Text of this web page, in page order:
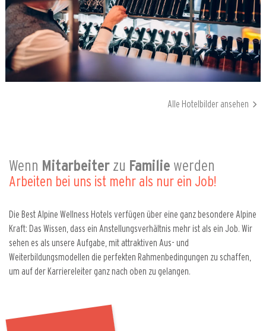
Alle Hotelbilder ansehen
Wenn Mitarbeiter zu Familie werden
Arbeiten bei uns ist mehr als nur ein Job!
Die Best Alpine Wellness Hotels verfügen über eine ganz besondere Alpine
Kraft: Das Wissen, dass ein Anstellungsverhältnis mehr ist als ein Job. Wir
sehen es als unsere Aufgabe, mit attraktiven Aus- und
Weiterbildungsmodellen die perfekten Rahmenbedingungen zu schaffen,
um auf der Karriereleiter ganz nach oben zu gelangen.